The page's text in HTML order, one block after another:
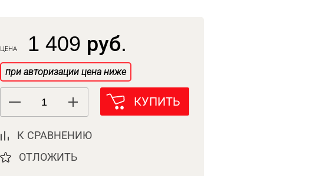
ЦЕНА 1 409 руб.
при авторизации цена ниже
КУПИТЬ
К СРАВНЕНИЮ
ОТЛОЖИТЬ